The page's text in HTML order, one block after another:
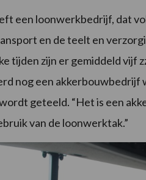
een loonwerkbedrijf, dat
en de teelt en
tijden zijn er gemiddeld vijf
nog een akkerbouwbedrijf
geteeld. “Het is een
van de loonwerktak.”